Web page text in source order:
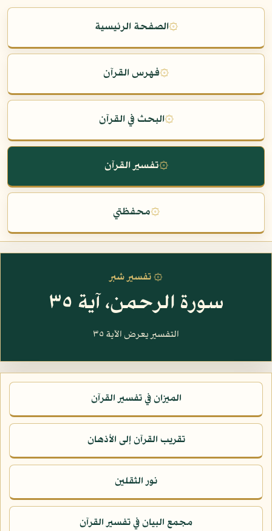
۞الصفحة الرئيسية
۞فهرس القرآن
۞البحث في القرآن
۞تفسير القرآن
۞محفظتي
۞ تفسير شبر
سورة الرحمن، آية ٣٥
التفسير يعرض الآية ٣٥
الميزان في تفسير القرآن
تقريب القرآن إلى الأذهان
نور الثقلين
مجمع البيان في تفسير القرآن